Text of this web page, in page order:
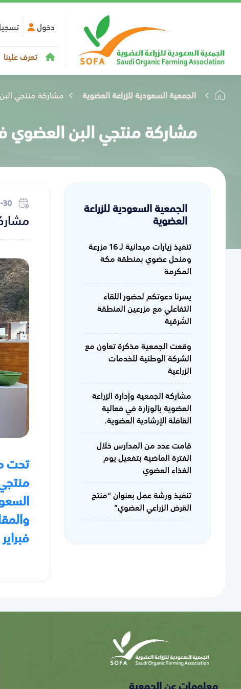
دخول
تعرف علينا
الجمعية السعودية للزراعة العضوية مشاركة منتجي
مشاركة منتجي البن العضوي
الجمعية السعودية للزراعة
العضوية
تنفيذ زيارات ميدانية لـ 16 مزرعة
ومنحل عضوي بمنطقة مكة
المكرمة
يسرنا دعوتكم لحضور اللقاء
التفاعلي مع مزرعين المنطقة
الشرقية
وقعت الجمعية مذكرة تعاون مع
الشركة الوطنية للخدمات
الزراعية
مشاركة الجمعية وإدارة الزراعة
العضوية بالوزارة في فعالية
القافلة الإرشادية العضوية.
قامت عدد من المدارس خلال
الفترة الماضية بتفعيل يوم
الغذاء العضوي
تنفيذ ورشة عمل بعنوان “منتج
القرض الزراعي العضوي”
30
تحت